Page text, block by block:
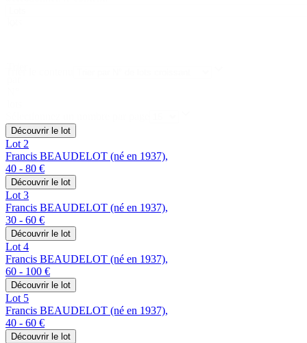
Découvrir le lot
Lot 2
Francis BEAUDELOT (né en 1937),
40 - 80 €
Découvrir le lot
Lot 3
Francis BEAUDELOT (né en 1937),
30 - 60 €
Découvrir le lot
Lot 4
Francis BEAUDELOT (né en 1937),
60 - 100 €
Découvrir le lot
Lot 5
Francis BEAUDELOT (né en 1937),
40 - 60 €
Découvrir le lot